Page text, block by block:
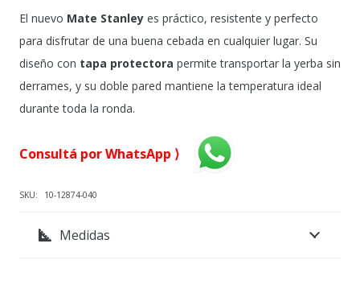
El nuevo Mate Stanley es práctico, resistente y perfecto
para disfrutar de una buena cebada en cualquier lugar. Su
diseño con tapa protectora permite transportar la yerba sin
derrames, y su doble pared mantiene la temperatura ideal
durante toda la ronda.
Consultá por WhatsApp ⟩
SKU: 10-12874-040
Medidas